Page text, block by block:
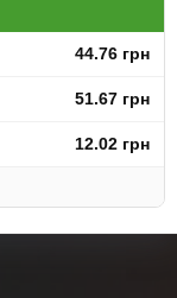
44.76 грн
51.67 грн
12.02 грн